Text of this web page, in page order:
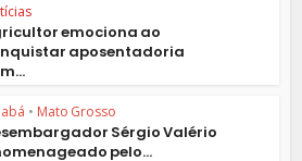
emociona ao
aposentadoria
• Mato Grosso
Sérgio Valério
pelo...